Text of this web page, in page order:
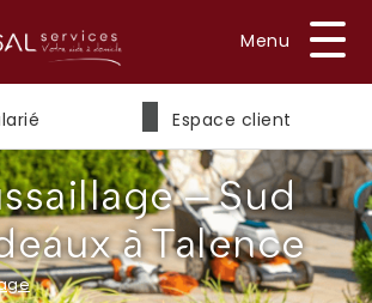
Espace client
– Sud
à Talence